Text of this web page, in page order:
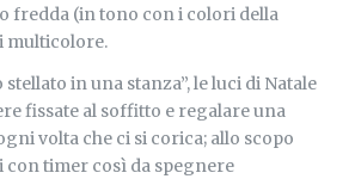
fredda (in tono con i colori della
multicolore.
in una stanza”, le luci di Natale
fissate al soffitto e regalare una
volta che ci si corica; allo scopo
con timer così da spegnere